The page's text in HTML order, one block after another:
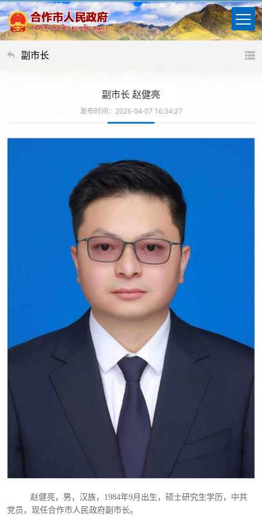
副市长
副市长 赵健亮
发布时间：2026-04-07 16:34:27
赵健亮，男，汉族，1984年9月出生，硕士研究生学历，中共
党员，现任合作市人民政府副市长。